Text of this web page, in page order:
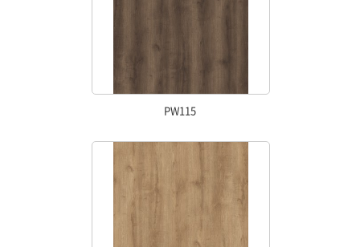
PW115